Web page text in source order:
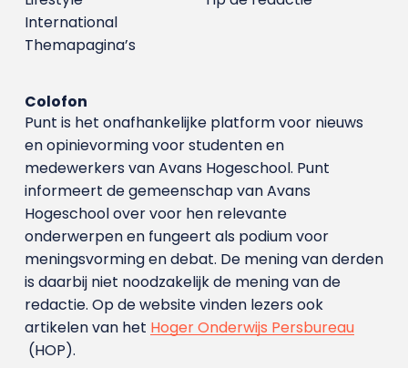
International
Themapagina’s
Colofon
Punt is het onafhankelijke platform voor nieuws
en opinievorming voor studenten en
medewerkers van Avans Hoge­school. Punt
informeert de gemeenschap van Avans
Hogeschool over voor hen relevante
onderwerpen en fungeert als podium voor
meningsvorming en debat. De mening van derden
is daarbij niet noodzakelijk de mening van de
redactie. Op de website vinden lezers ook
artikelen van het Hoger Onderwijs Persbureau
(HOP).